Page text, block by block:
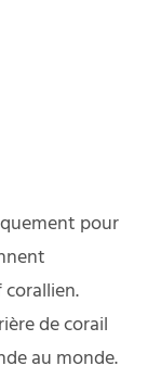
pour
de corail
au monde.